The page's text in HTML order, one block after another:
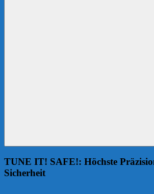
TUNE IT! SAFE!: Höchste
Sicherheit